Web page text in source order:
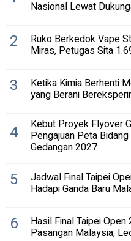
Nasional Lewat
2 Ruko Berkedok Vape
Miras, Petugas Sita
3 Ketika Kimia Berhenti
yang Berani
4 Kebut Proyek Flyover
Pengajuan Peta
Gedangan 2027
5 Jadwal Final Taipei
Hadapi Ganda Baru
6 Hasil Final Taipei
Pasangan Malaysia,